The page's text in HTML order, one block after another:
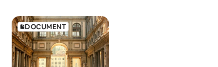
DOCUMENT